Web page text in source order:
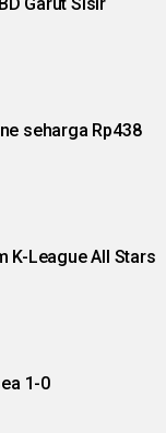
seharga Rp438
K-League All Stars
1-0